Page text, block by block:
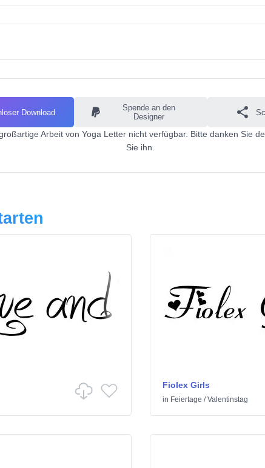
Download
Spende an den
Designer
Arbeit von Yoga Letter nicht verfügbar. Bitte danken Sie
Sie ihn.
Fiolex Girls
in Feiertage /Valentinstag